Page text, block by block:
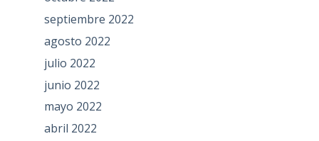
septiembre 2022
agosto 2022
julio 2022
junio 2022
mayo 2022
abril 2022